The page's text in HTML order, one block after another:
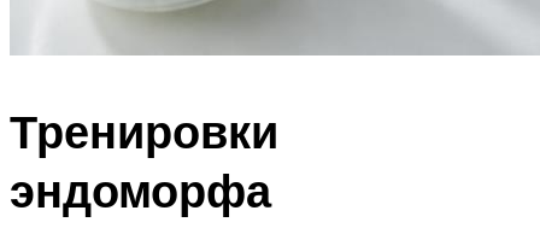
Тренировки
эндоморфа